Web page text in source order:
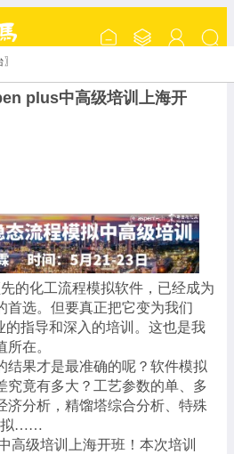
plus中高级培训上海开
的化工流程模拟软件，已经成为
首选。但要真正把它变为我们
的指导和深入的培训。这也是我
在。
结果才是最准确的呢？软件模拟
究竟有多大？工艺参数的单、多
济分析，精馏塔综合分析、特殊
拟……
中高级培训上海开班！本次培训